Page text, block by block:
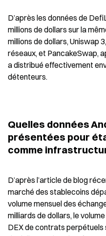
D’après les données de
millions de dollars sur la
millions de dollars, Uniswap
réseaux, et PancakeSwap,
a distribué effectivement
détenteurs.
Quelles données
présentées pour
comme
D’après l’article de blog
marché des stablecoins
volume mensuel des
milliards de dollars, le
DEX de contrats perpétuels